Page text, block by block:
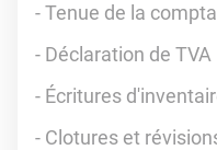
- Tenue de la
- Déclaration de TVA
- Écritures
- Clotures et